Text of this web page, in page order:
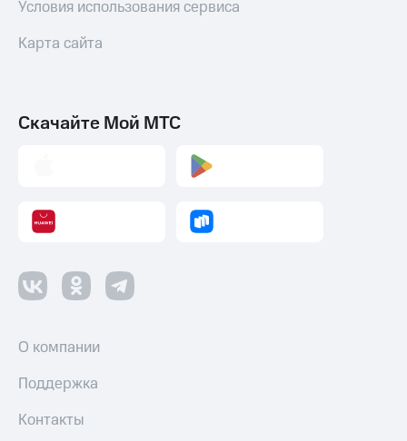
Условия использования сервиса
Карта сайта
Скачайте Мой МТС
О компании
Поддержка
Контакты